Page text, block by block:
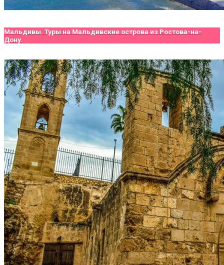
Мальдивы. Туры на Мальдивские острова из Ростова-на-
Дону.